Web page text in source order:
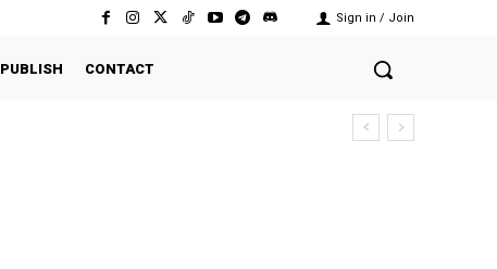
Sign in / Join
PUBLISH CONTACT